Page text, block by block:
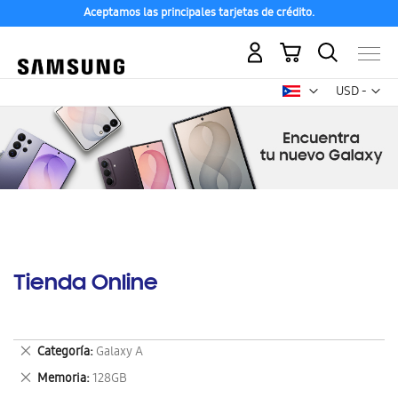
Aceptamos las principales tarjetas de crédito.
USD -
dólar
Mi carrito
Tienda Online
Categoría Galaxy A
Eliminar
este
artículo
Memoria 128GB
Eliminar